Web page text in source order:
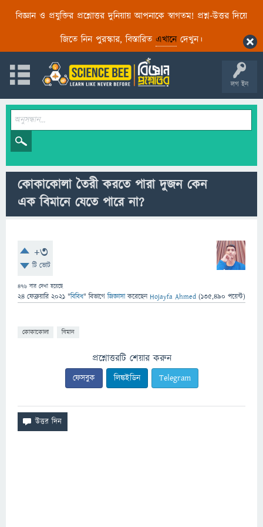
বিজ্ঞান ও প্রযুক্তির প্রশ্নোত্তর দুনিয়ায় আপনাকে স্বাগতম! প্রশ্ন-উত্তর দিয়ে
জিতে নিন পুরস্কার, বিস্তারিত এখানেদেখুন।
লগ ইন
কোকাকোলা তৈরী করতে পারা দুজন কেন
এক বিমানে যেতে পারে না?
+3
টি ভোট
476 বার দেখা হয়েছে
24 ফেব্রুয়ারি 2021 "বিবিধ" বিভাগে জিজ্ঞাসাকরেছেনHojayfa Ahmed (135,490 পয়েন্ট)
কোকাকোলা বিমান
প্রশ্নোত্তরটি শেয়ার করুন
ফেসবুক লিঙ্কইডিন Telegram